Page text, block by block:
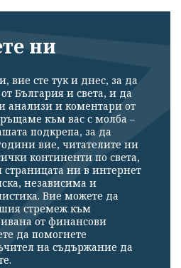
ни
вие сте тук и днес, за да
България и света, и да
анализи и коментари от
към вас с молба –
подкрепа, за да
вие, читателите ни
континенти по света,
страницата ни в интернет
независима и
Вие можете да
стремеж към
от финансови
да помогнете
на съдържание да